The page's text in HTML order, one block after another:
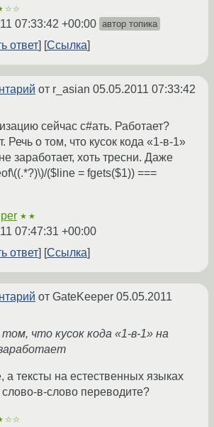
07:33:42 +00:00 автор топика
ответ Ссылка
от r_asian 05.05.2011 07:33:42
сейчас с#ать. Работает?
Речь о том, что кусок кода «1-в-1»
заработает, хоть тресни. Даже
($line = fgets($1)) ===
★★
07:47:31 +00:00
ответ
Ссылка
от GateKeeper 05.05.2011
том, что кусок кода «1-в-1» на
а тексты на естественных языках
в-слово переводите?